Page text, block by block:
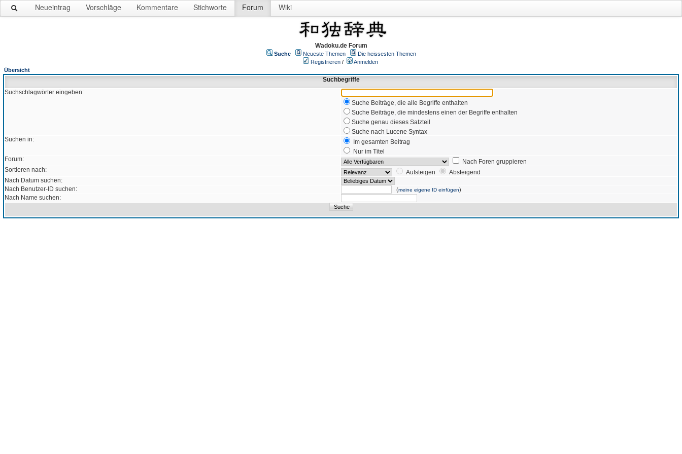
Neueintrag Vorschläge Kommentare Stichworte Forum Wiki
Wadoku.de Forum
Suche Neueste Themen
Die heissesten Themen
Registrieren /
Anmelden
Übersicht
Suchbegriffe
Suchschlagwörter eingeben:
Suche Beiträge, die alle Begriffe enthalten
Suche Beiträge, die mindestens einen der Begriffe enthalten
Suche genau dieses Satzteil
Suche nach Lucene Syntax
Suchen in:
Im gesamten Beitrag
Nur im Titel
Forum:
Nach Foren gruppieren
Sortieren nach:
Aufsteigen
Absteigend
Nach Datum suchen:
Nach Benutzer-ID suchen:
(meine eigene ID einfügen)
Nach Name suchen: